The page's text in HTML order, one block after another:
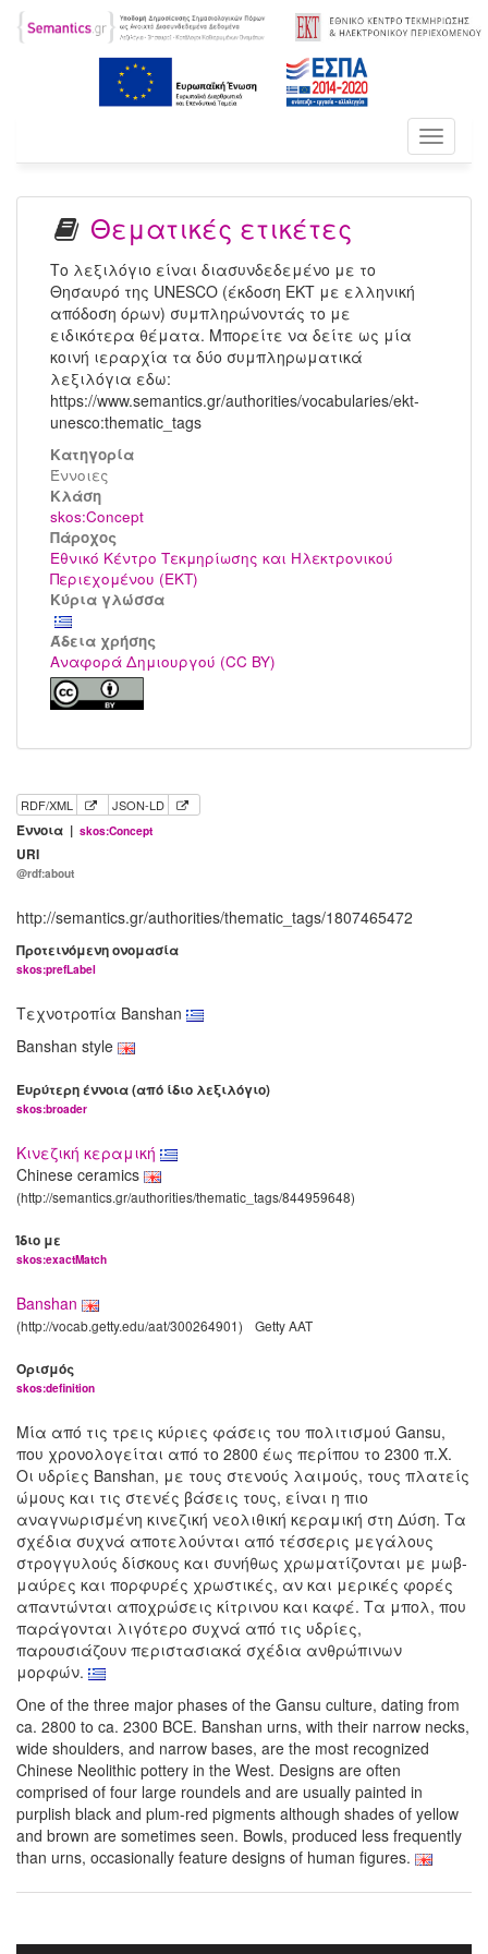
Toggle
Θεματικές ετικέτες
Το λεξιλόγιο είναι διασυνδεδεμένο με το
Θησαυρό της UNESCO (έκδοση ΕΚΤ με ελληνική
απόδοση όρων) συμπληρώνοντάς το με
ειδικότερα θέματα. Μπορείτε να δείτε ως μία
κοινή ιεραρχία τα δύο συμπληρωματικά
λεξιλόγια εδω:
https://www.semantics.gr/authorities/vocabularies/ekt-
unesco:thematic_tags
Κατηγορία
Έννοιες
Kλάση
skos:Concept
Πάροχος
Εθνικό Κέντρο Τεκμηρίωσης και Ηλεκτρονικού
Περιεχομένου (ΕΚΤ)
Κύρια γλώσσα
Άδεια χρήσης
Αναφορά Δημιουργού (CC BY)
RDF/XML JSON-LD
Έννοια | skos:Concept
URI
@rdf:about
http://semantics.gr/authorities/thematic_tags/1807465472
Προτεινόμενη ονομασία
skos:prefLabel
Τεχνοτροπία Banshan
Banshan style
Ευρύτερη έννοια (από ίδιο λεξιλόγιο)
skos:broader
Κινεζική κεραμική
Chinese ceramics
(http://semantics.gr/authorities/thematic_tags/844959648)
Ίδιο με
skos:exactMatch
Banshan
(http://vocab.getty.edu/aat/300264901) Getty AAT
Ορισμός
skos:definition
Μία από τις τρεις κύριες φάσεις του πολιτισμού Gansu,
που χρονολογείται από το 2800 έως περίπου το 2300 π.Χ.
Οι υδρίες Banshan, με τους στενούς λαιμούς, τους πλατείς
ώμους και τις στενές βάσεις τους, είναι η πιο
αναγνωρισμένη κινεζική νεολιθική κεραμική στη Δύση. Τα
σχέδια συχνά αποτελούνται από τέσσερις μεγάλους
στρογγυλούς δίσκους και συνήθως χρωματίζονται με μωβ-
μαύρες και πορφυρές χρωστικές, αν και μερικές φορές
απαντώνται αποχρώσεις κίτρινου και καφέ. Τα μπολ, που
παράγονται λιγότερο συχνά από τις υδρίες,
παρουσιάζουν περιστασιακά σχέδια ανθρώπινων
μορφών.
One of the three major phases of the Gansu culture, dating from
ca. 2800 to ca. 2300 BCE. Banshan urns, with their narrow necks,
wide shoulders, and narrow bases, are the most recognized
Chinese Neolithic pottery in the West. Designs are often
comprised of four large roundels and are usually painted in
purplish black and plum-red pigments although shades of yellow
and brown are sometimes seen. Bowls, produced less frequently
than urns, occasionally feature designs of human figures.